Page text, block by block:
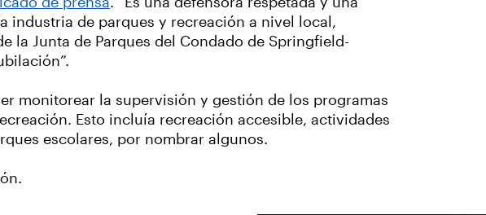
industria de parques y recreación a nivel local,
la Junta de Parques del Condado de Springfield-
monitorear la supervisión y gestión de los programas
Esto incluía recreación accesible, actividades
escolares, por nombrar algunos.